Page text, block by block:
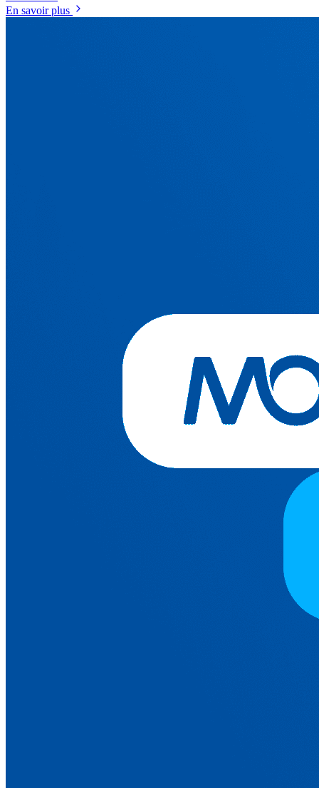
En savoir plus